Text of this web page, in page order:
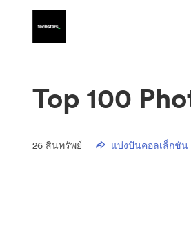
Top 100
26 สินทรัพย์ แบ่งปันคอลเล็กชัน